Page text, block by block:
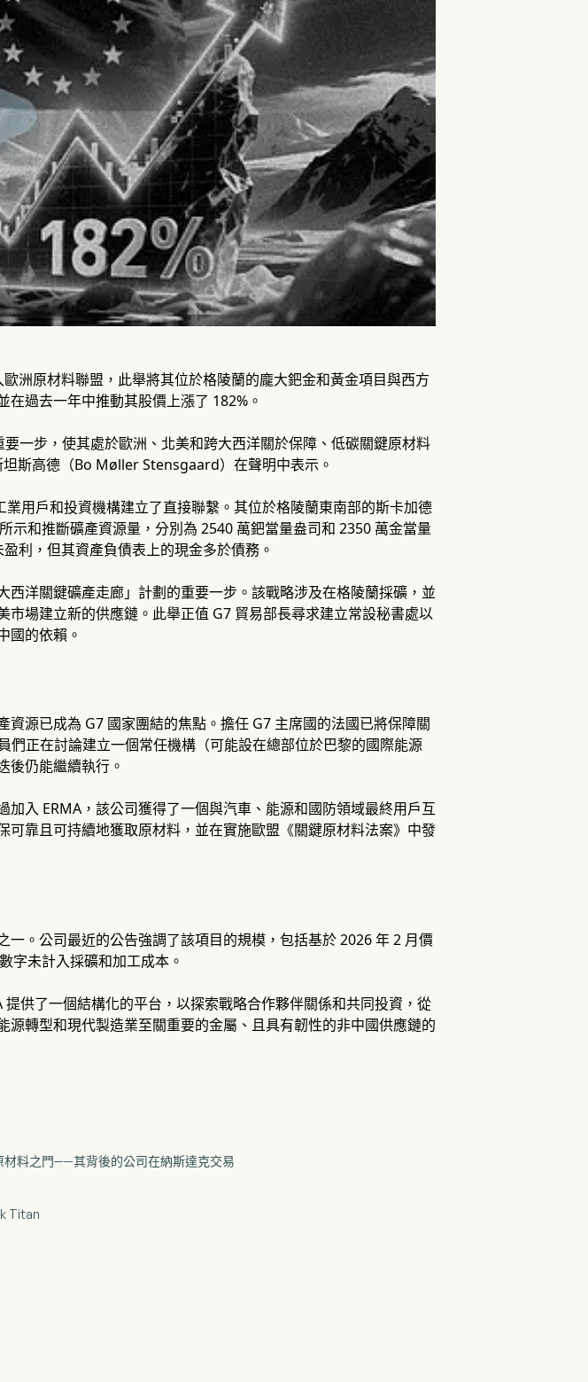
洲原材料聯盟，此舉將其位於格陵蘭的龐大鈀金和黃金項目與西方
過去一年中推動其股價上漲了 182%。
一步，使其處於歐洲、北美和跨大西洋關於保障、低碳關鍵原材料
斯高德（Bo Møller Stensgaard）在聲明中表示。
用戶和投資機構建立了直接聯繫。其位於格陵蘭東南部的斯卡加德
示和推斷礦產資源量，分別為 2540 萬鈀當量盎司和 2350 萬金當量
利，但其資產負債表上的現金多於債務。
洋關鍵礦產走廊」計劃的重要一步。該戰略涉及在格陵蘭採礦，並
場建立新的供應鏈。此舉正值 G7 貿易部長尋求建立常設秘書處以
國的依賴。
源已成為 G7 國家團結的焦點。擔任 G7 主席國的法國已將保障關
們正在討論建立一個常任機構（可能設在總部位於巴黎的國際能源
後仍能繼續執行。
入 ERMA，該公司獲得了一個與汽車、能源和國防領域最終用戶互
靠且可持續地獲取原材料，並在實施歐盟《關鍵原材料法案》中發
。公司最近的公告強調了該項目的規模，包括基於 2026 年 2 月價
字未計入採礦和加工成本。
供了一個結構化的平台，以探索戰略合作夥伴關係和共同投資，從
轉型和現代製造業至關重要的金屬、且具有韌性的非中國供應鏈的
材料之門——其背後的公司在納斯達克交易
Titan